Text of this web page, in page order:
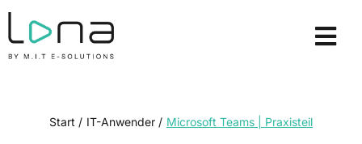
Zum
springen
Lizenzmodelle
Start / IT-Anwender / Microsoft Teams | Praxisteil